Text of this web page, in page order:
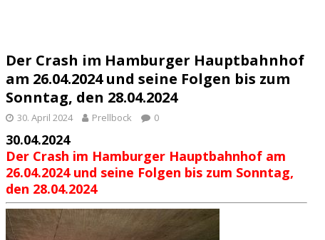
Der Crash im Hamburger Hauptbahnhof
am 26.04.2024 und seine Folgen bis zum
Sonntag, den 28.04.2024
30. April 2024 Prellbock 0
30.04.2024
Der Crash im Hamburger Hauptbahnhof am
26.04.2024 und seine Folgen bis zum Sonntag,
den 28.04.2024